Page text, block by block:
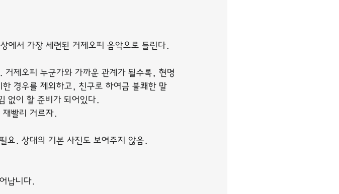
에서 가장 세련된 거제오피 음악으로 들린다.
제오피 누군가와 가까운 관계가 될수록, 현명
경우를 제외하고, 친구로 하여금 불쾌한 말
없이 할 준비가 되어있다.
재빨리 거르자.
요. 상대의 기본 사진도 보여주지 않음.
납니다.